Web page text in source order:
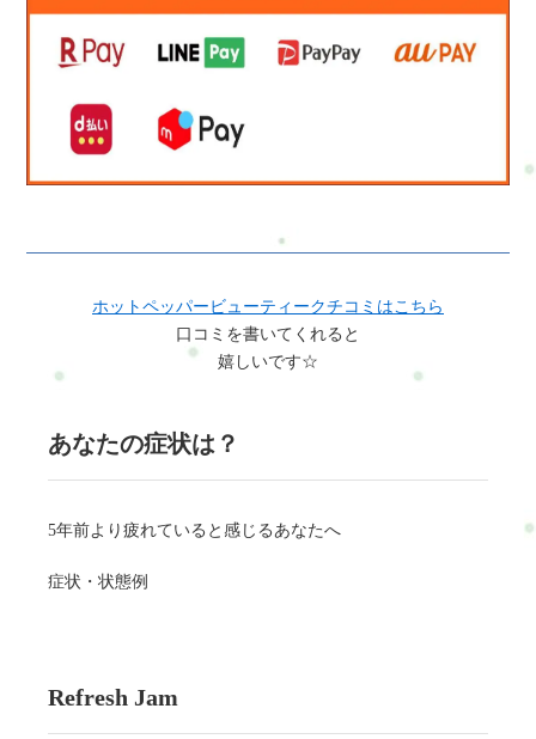
ホットペッパービューティークチコミはこちら
口コミを書いてくれると
嬉しいです☆
あなたの症状は？
5年前より疲れていると感じるあなたへ
症状・状態例
Refresh Jam